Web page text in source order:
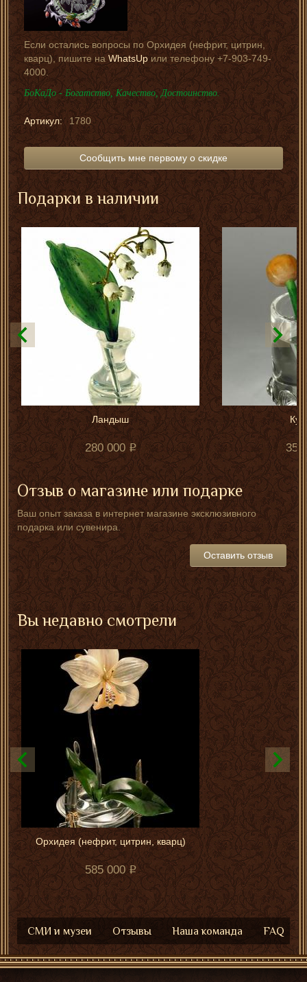
Если остались вопросы по Орхидея (нефрит, цитрин,
кварц), пишите на WhatsUpили телефону +7-903-749-
4000.
БоКаДо - Богатство, Качество, Достоинство.
Артикул: 1780
Сообщить мне первому о скидке
Подарки в наличии
Ландыш
280 000 350
Отзыв о магазине или подарке
Ваш опыт заказа в интернет магазине эксклюзивного
подарка или сувенира.
Оставить отзыв
Вы недавно смотрели
Орхидея (нефрит, цитрин, кварц)
585 000
СМИ и музеи Отзывы Наша команда FAQ